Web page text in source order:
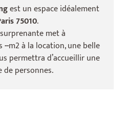
est un espace idéalement
75010.
met à
--m2 à la location, une belle
permettra d’accueillir une
depersonnes.